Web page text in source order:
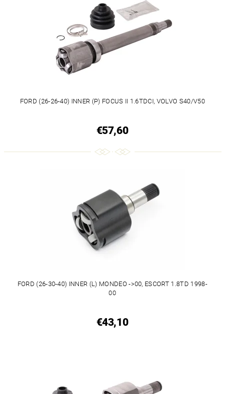
FORD (26-26-40) INNER (P) FOCUS II 1.6TDCI, VOLVO S40/V50
€57,60
FORD (26-30-40) INNER (L) MONDEO ->00, ESCORT 1.8TD 1998-
00
€43,10